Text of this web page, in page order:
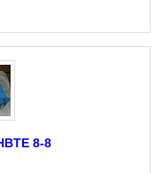
8-8